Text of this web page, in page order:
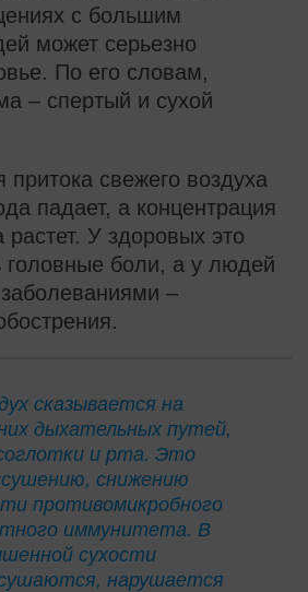
с большим
может серьезно
По его словам,
– спертый и сухой
притока свежего воздуха
падает, а концентрация
растет. У здоровых это
головные боли, а у людей
–
сказывается на
дыхательных путей,
и рта. Это
снижению
противомикробного
иммунитета. В
сухости
нарушается